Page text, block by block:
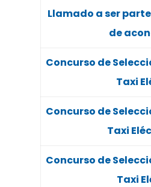
Llamado a ser
de
Concurso de
Taxi
Concurso de
Taxi
Concurso de
Taxi